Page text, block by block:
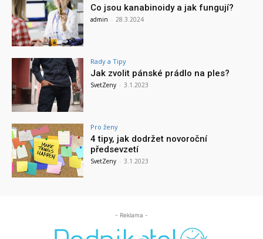
Co jsou kanabinoidy a jak fungují?
admin - 28.3.2024
Rady a Tipy
Jak zvolit pánské prádlo na ples?
SvetZeny - 3.1.2023
Pro ženy
4 tipy, jak dodržet novoroční
předsevzetí
SvetZeny - 3.1.2023
- Reklama -